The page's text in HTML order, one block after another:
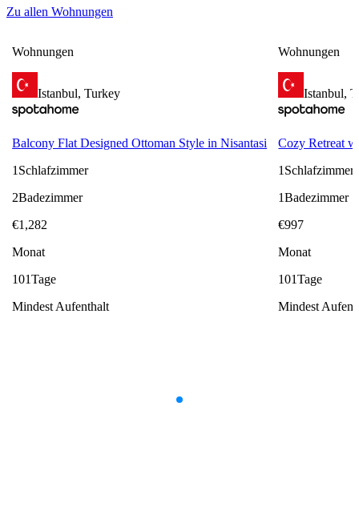
Zu allen Wohnungen
Wohnungen
Istanbul, Turkey
Balcony Flat Designed Ottoman Style in Nisantasi
1 Schlafzimmer
2Badezimmer
€1,282
Monat
101Tage
Mindest Aufenthalt
Wohnungen
Istanbul,
Cozy Retreat
1 Schlafzimmer
1Badezimmer
€997
Monat
101Tage
Mindest